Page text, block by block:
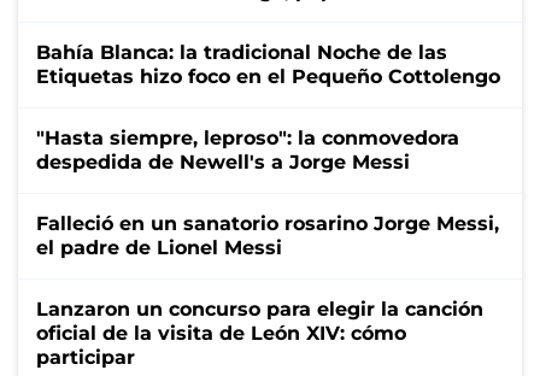
Bahía Blanca: la tradicional Noche de las
Etiquetas hizo foco en el Pequeño Cottolengo
"Hasta siempre, leproso": la conmovedora
despedida de Newell's a Jorge Messi
Falleció en un sanatorio rosarino Jorge Messi,
el padre de Lionel Messi
Lanzaron un concurso para elegir la canción
oficial de la visita de León XIV: cómo
participar